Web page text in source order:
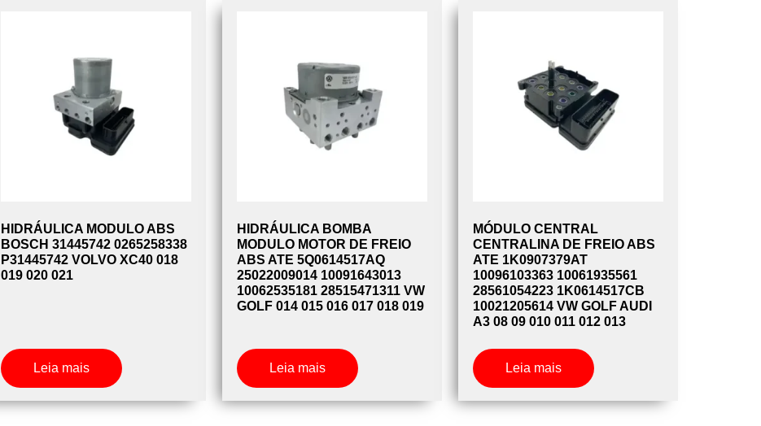
HIDRÁULICA MODULO ABS
BOSCH 31445742 0265258338
P31445742 VOLVO XC40 018
019 020 021
Leia mais
HIDRÁULICA BOMBA
MODULO MOTOR DE FREIO
ABS ATE 5Q0614517AQ
25022009014 10091643013
10062535181 28515471311 VW
GOLF 014 015 016 017 018 019
Leia mais
MÓDULO CENTRAL
CENTRALINA DE FREIO ABS
ATE 1K0907379AT
10096103363 10061935561
28561054223 1K0614517CB
10021205614 VW GOLF AUDI
A3 08 09 010 011 012 013
Leia mais